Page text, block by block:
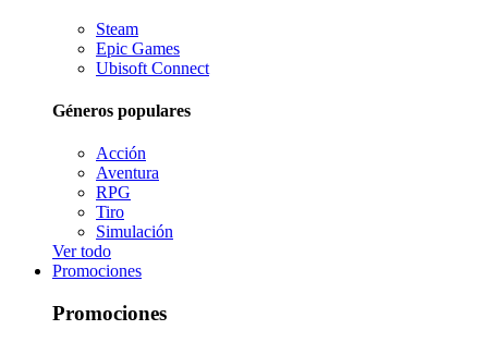
Steam
Epic Games
Ubisoft Connect
Géneros populares
Acción
Aventura
RPG
Tiro
Simulación
Ver todo
Promociones
Promociones